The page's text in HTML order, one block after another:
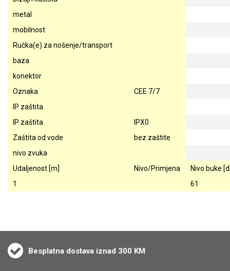
metal
mobilnost
Ručka(e) za nošenje/transport
baza
konektor
Oznaka
CEE 7/7
IP zaštita
IP zaštita
IPX0
Zaštita od vode
bez zaštite
nivo zvuka
Udaljenost [m]
Nivo/Primjena
Nivo buke
1
61
Besplatna dostava iznad 300 KM